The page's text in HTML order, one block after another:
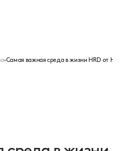
Самая важная среда в жизни HRD от